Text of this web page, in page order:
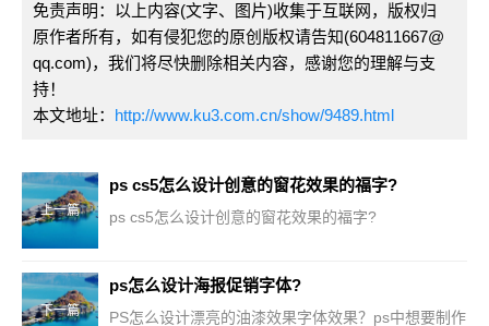
免责声明：以上内容(文字、图片)收集于互联网，版权归
原作者所有，如有侵犯您的原创版权请告知(604811667@
qq.com)，我们将尽快删除相关内容，感谢您的理解与支
持！
本文地址： http://www.ku3.com.cn/show/9489.html
上一篇
ps cs5怎么设计创意的窗花效果的福字?
ps cs5怎么设计创意的窗花效果的福字?
下一篇
ps怎么设计海报促销字体?
PS怎么设计漂亮的油漆效果字体效果？ps中想要制作